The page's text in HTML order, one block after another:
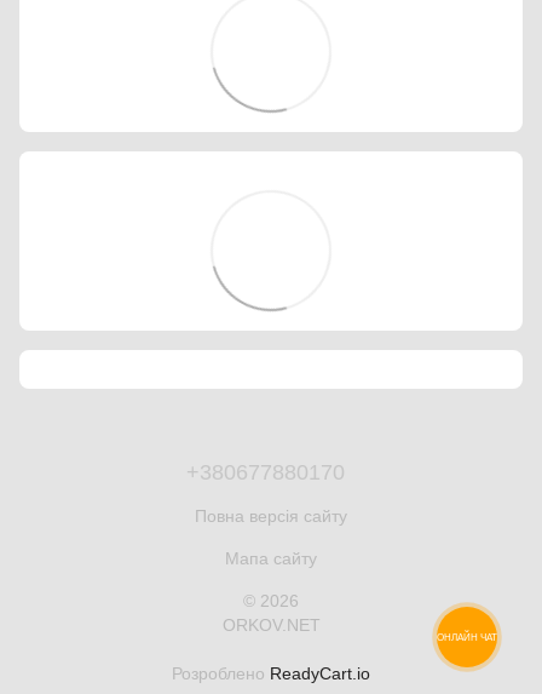
+380677880170
Повна версія сайту
Мапа сайту
© 2026
ORKOV.NET
Розроблено ReadyCart.io
ОНЛАЙН ЧАТ